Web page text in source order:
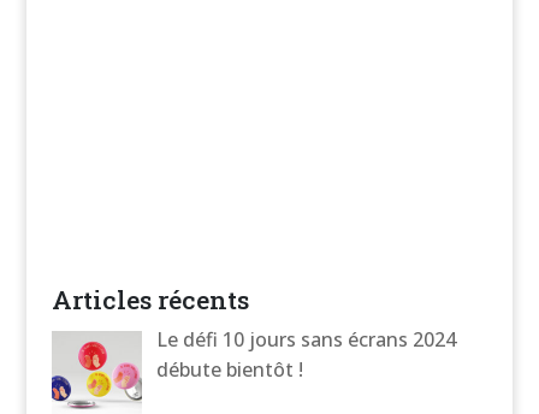
Articles récents
Le défi 10 jours sans écrans 2024
débute bientôt !